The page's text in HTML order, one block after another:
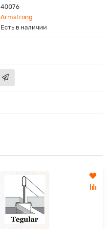
40076
Armstrong
Есть в наличии